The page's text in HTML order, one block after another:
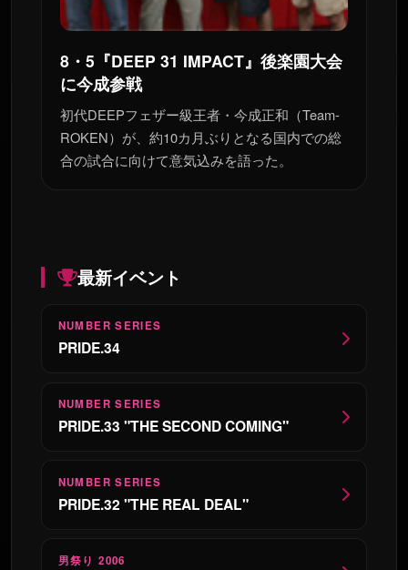
8・5『DEEP 31 IMPACT』後楽園大会
に今成参戦
初代DEEPフェザー級王者・今成正和（Team-
ROKEN）が、約10カ月ぶりとなる国内での総
合の試合に向けて意気込みを語った。
最新イベント
NUMBER SERIES
PRIDE.34
NUMBER SERIES
PRIDE.33 "THE SECOND COMING"
NUMBER SERIES
PRIDE.32 "THE REAL DEAL"
男祭り 2006